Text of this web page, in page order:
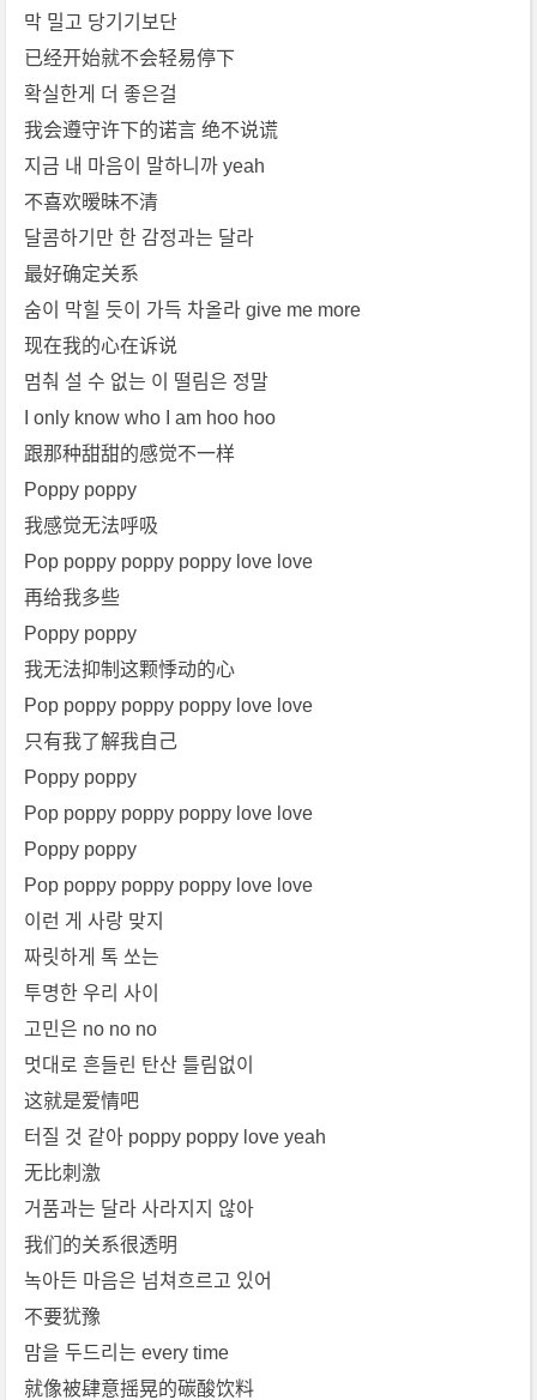
막 밀고 당기기보단
已经开始就不会轻易停下
확실한게 더 좋은걸
我会遵守许下的诺言 绝不说谎
지금 내 마음이 말하니까 yeah
不喜欢暧昧不清
달콤하기만 한 감정과는 달라
最好确定关系
숨이 막힐 듯이 가득 차올라 give me more
现在我的心在诉说
멈춰 설 수 없는 이 떨림은 정말
I only know who I am hoo hoo
跟那种甜甜的感觉不一样
Poppy poppy
我感觉无法呼吸
Pop poppy poppy poppy love love
再给我多些
Poppy poppy
我无法抑制这颗悸动的心
Pop poppy poppy poppy love love
只有我了解我自己
Poppy poppy
Pop poppy poppy poppy love love
Poppy poppy
Pop poppy poppy poppy love love
이런 게 사랑 맞지
짜릿하게 톡 쏘는
투명한 우리 사이
고민은 no no no
멋대로 흔들린 탄산 틀림없이
这就是爱情吧
터질 것 같아 poppy poppy love yeah
无比刺激
거품과는 달라 사라지지 않아
我们的关系很透明
녹아든 마음은 넘쳐흐르고 있어
不要犹豫
맘을 두드리는 every time
就像被肆意摇晃的碳酸饮料